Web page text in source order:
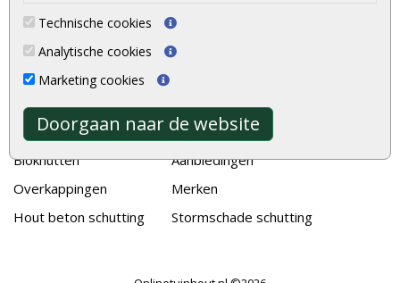
Technische cookies
Analytische cookies
Marketing cookies
Doorgaan naar de website
Schutting
Vlonderplanken
Tuinpalen
Tuinhuizen
Blokhutten
Overkappingen
Hout beton schutting
Tuinschermen
Schuttingplanken
Rabatdelen
Aanbiedingen
Merken
Stormschade schutting